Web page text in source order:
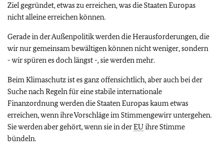
Ziel gegründet, etwas zu erreichen, was die Staaten Europas
nicht alleine erreichen können.
Gerade in der Außenpolitik werden die Herausforderungen, die
wir nur gemeinsam bewältigen können nicht weniger, sondern
- wir spüren es doch längst -, sie werden mehr.
Beim Klimaschutz ist es ganz offensichtlich, aber auch bei der
Suche nach Regeln für eine stabile internationale
Finanzordnung werden die Staaten Europas kaum etwas
erreichen, wenn ihre Vorschläge im Stimmengewirr untergehen.
Sie werden aber gehört, wenn sie in derEU ihre Stimme
bündeln.